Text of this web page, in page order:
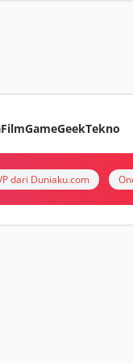
FilmGameGeekTekno
dari Duniaku.com